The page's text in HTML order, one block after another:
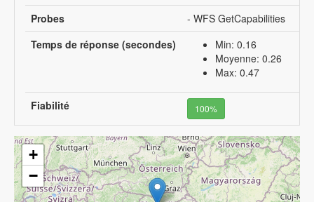
Probes
- WFS GetCapabilities
Temps de réponse (secondes)
Min: 0.16
Moyenne: 0.26
Max: 0.47
Fiabilité 100%
+
−